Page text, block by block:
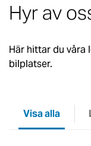
Hyr av
Här hittar du våra
bilplatser.
Visa alla